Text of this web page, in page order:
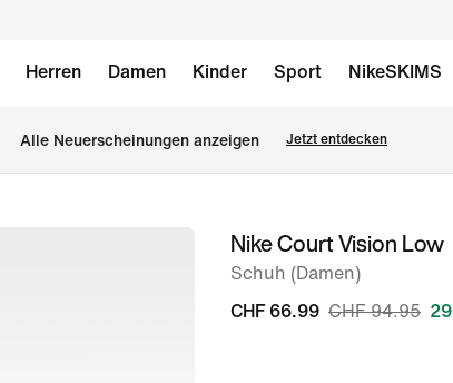
Herren Damen Kinder Sport NikeSKIMS
Alle Neuerscheinungen anzeigen Jetzt entdecken
Bild 1Nike Court Vision Low
Schuh (Damen)
CHF 66.99 CHF 94.95